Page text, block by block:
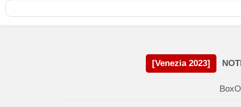
[Venezia 2023]